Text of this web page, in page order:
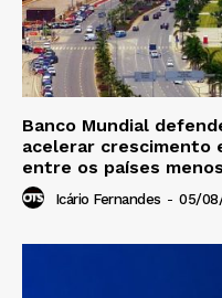
Banco Mundial
acelerar crescimento
entre os países
Icário Fernandes - 05/